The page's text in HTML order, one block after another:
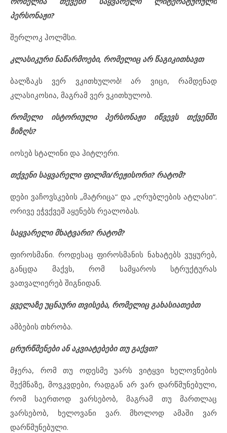
პერსონაჟი?
შერლოკ ჰოლმსი.
კლასიკური ნაწარმოები, რომელიც არ წაგიკითხავთ
ბალზაკს ვერ ვკითხულობ! არ ვიცი, რამდენად
კლასიკოსია, მაგრამ ვერ ვკითხულობ.
რომელი ისტორიული პერსონაჟი იწვევს თქვენში
ზიზღს?
იოსებ სტალინი და ჰიტლერი.
თქვენი საყვარელი ფილმი/რეჟისორი? რატომ?
დები ვაჩოვსკების „მატრიცა“ და „ღრუბლების ატლასი“.
ორივე ეჭვქვეშ აყენებს რეალობას.
საყვარელი მხატვარი? რატომ?
ფიროსმანი. როდესაც ფიროსმანის ნახატებს ვუყურებ,
განცდა მაქვს, რომ სამყაროს სტრუქტურას
ვათვალიერებ შიგნიდან.
ყველაზე უცნაური თვისება, რომელიც გახასიათებთ
ამბების თხრობა.
ცრურწმენები ან აკვიატებები თუ გაქვთ?
მჯერა, რომ თუ ოდესმე უარს ვიტყვი ხელოვნების
შექმნაზე, მოვკვდები, რადგან არ ვარ დარწმუნებული,
რომ საერთოდ ვარსებობ, მაგრამ თუ მართლაც
ვარსებობ, ხელოვანი ვარ. მხოლოდ ამაში ვარ
დარწმუნებული.